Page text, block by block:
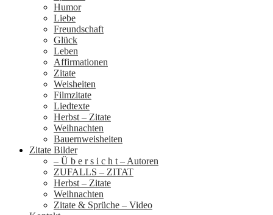
Humor
Liebe
Freundschaft
Glück
Leben
Affirmationen
Zitate
Weisheiten
Filmzitate
Liedtexte
Herbst – Zitate
Weihnachten
Bauernweisheiten
Zitate Bilder
– Ü b e r s i c h t – Autoren
ZUFALLS – ZITAT
Herbst – Zitate
Weihnachten
Zitate & Sprüche – Video